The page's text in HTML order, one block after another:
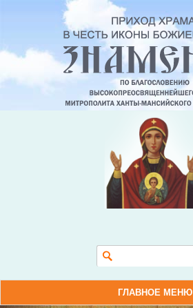
Форма поиска
ГЛАВНОЕ МЕНЮ